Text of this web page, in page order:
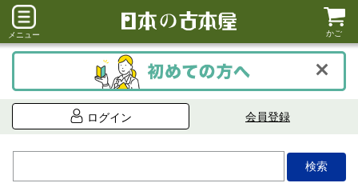
メニュー かご
ログイン 会員登録